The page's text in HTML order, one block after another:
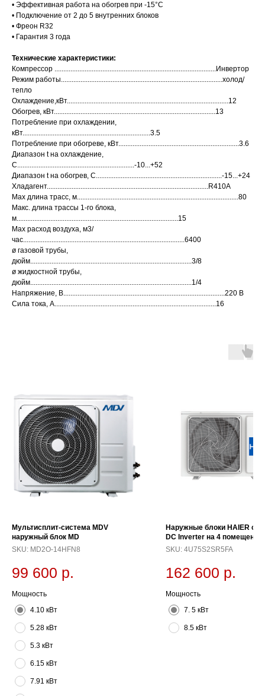
• Эффективная работа на обогрев при -15°C
• Подключение от 2 до 5 внутренних блоков
• Фреон R32
• Гарантия 3 года
Технические характеристики:
Компрессор ...........................................................................................Инвертор
Режим работы...........................................................................................холод/
тепло
Охлаждение,кВт...........................................................................................12
Обогрев, кВт...........................................................................................13
Потребление при охлаждении,
кВт........................................................................3.5
Потребление при обогреве, кВт....................................................................3.6
Диапазон t на охлаждение,
С..................................................................-10...+52
Диапазон t на обогрев, С.......................................................................-15...+24
Хладагент...........................................................................................R410A
Max длина трасс, м...........................................................................................80
Макс. длина трассы 1-го блока,
м...........................................................................................15
Max расход воздуха, м3/
час...........................................................................................6400
ø газовой трубы,
дюйм...........................................................................................3/8
ø жидкостной трубы,
дюйм...........................................................................................1/4
Напряжение, В...........................................................................................220 В
Сила тока, А...........................................................................................16
Мультисплит-система MDV
наружный блок MD
SKU: MD2O-14HFN8
99 600 р.
Мощность
4.10 кВт
5.28 кВт
5.3 кВт
6.15 кВт
7.91 кВт
Наружные блоки HAIER
DC Inverter на 4 помещения
SKU: 4U75S2SR5FA
162 600 р.
Мощность
7. 5 кВт
8.5 кВт